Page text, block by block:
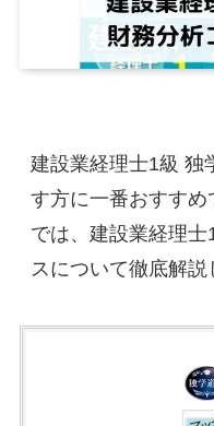
建設業経理士1級 独
す方に一番おすす
では、建設業経理
スについて徹底解説